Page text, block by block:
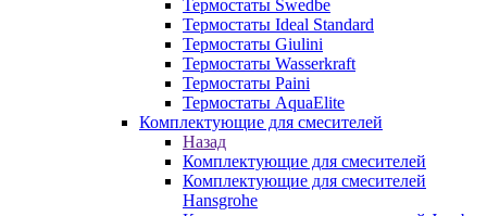
Термостаты Swedbe
Термостаты Ideal Standard
Термостаты Giulini
Термостаты Wasserkraft
Термостаты Paini
Термостаты AquaElite
Комплектующие для смесителей
Назад
Комплектующие для смесителей
Комплектующие для смесителей
Hansgrohe